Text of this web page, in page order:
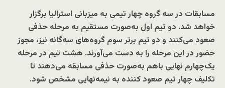
مسابقات در سه گروه چهار تیمی به میزبانی استرالیا برگزار
خواهد شد. دو تیم اول به‌صورت مستقیم به مرحله حذفی
صعود می‌کنند و دو تیم برتر سوم گروه‌های سه‌گانه نیز، مجوز
حضور در این مرحله را به دست می‌آورند. هشت تیم در مرحله
یک‌چهارم نهایی باهم به‌صورت حذفی مسابقه می‌دهند تا
تکلیف چهار تیم صعود کننده به نیمه‌نهایی مشخص شود.